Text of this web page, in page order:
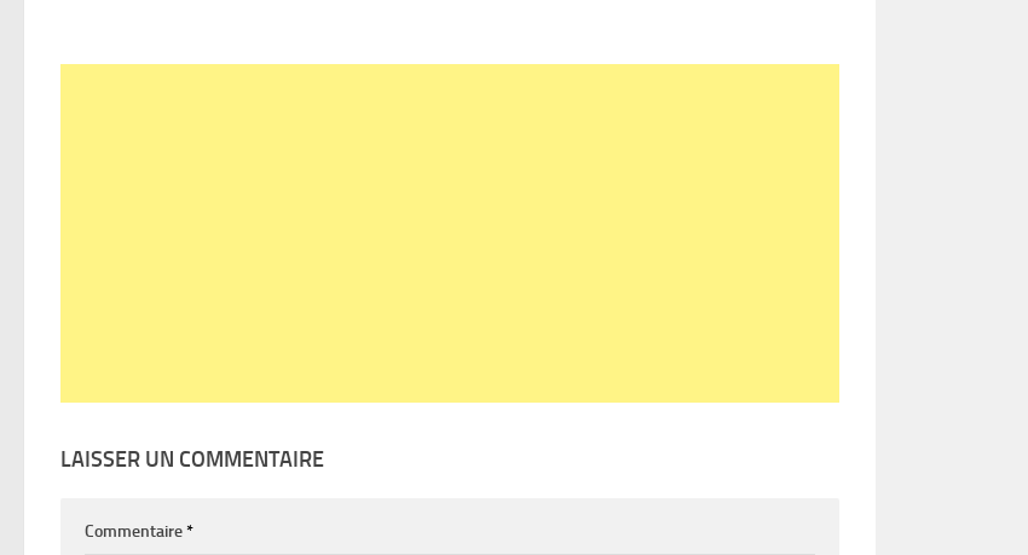
LAISSER UN COMMENTAIRE
Commentaire*